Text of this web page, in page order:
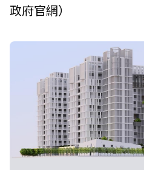
政府官網）